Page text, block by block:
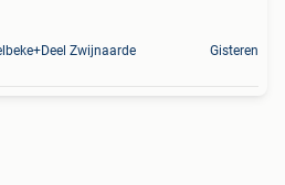
Zwijnaarde Gisteren